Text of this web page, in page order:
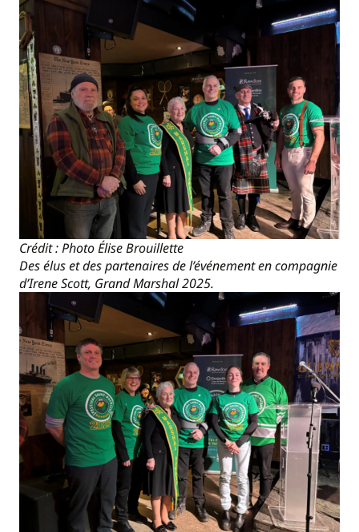
Crédit : Photo Élise Brouillette
Des élus et des partenaires de l’événement en compagnie
d’Irene Scott, Grand Marshal 2025.